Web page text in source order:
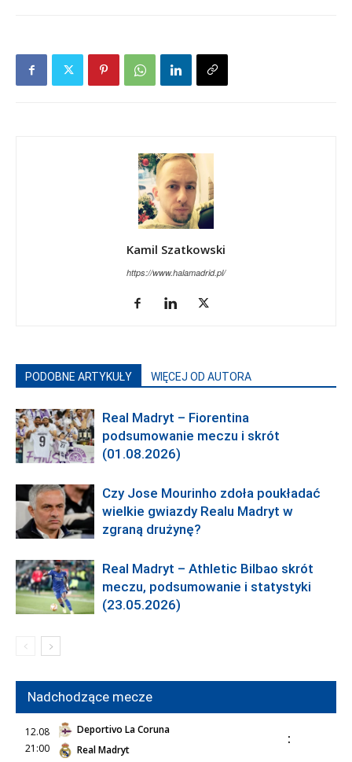
Kamil Szatkowski
https://www.halamadrid.pl/
PODOBNE ARTYKUŁY WIĘCEJ OD AUTORA
Real Madryt – Fiorentina
podsumowanie meczu i skrót
(01.08.2026)
Czy Jose Mourinho zdoła poukładać
wielkie gwiazdy Realu Madryt w
zgraną drużynę?
Real Madryt – Athletic Bilbao skrót
meczu, podsumowanie i statystyki
(23.05.2026)
Nadchodzące mecze
12.08
21:00
Deportivo La Coruna
Real Madryt
: